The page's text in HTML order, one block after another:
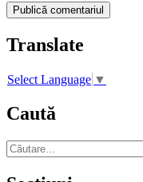
Translate
Select Language ▼
Caută
Caută
după: